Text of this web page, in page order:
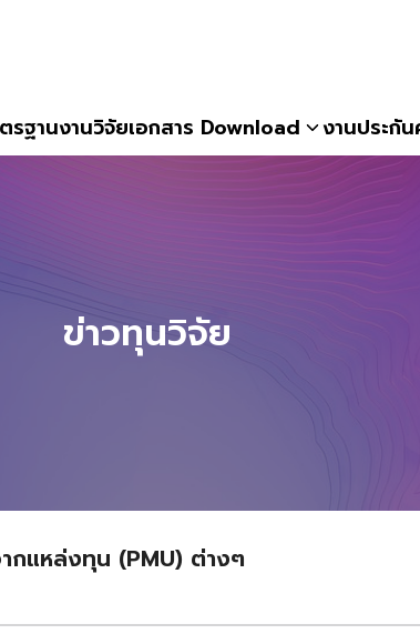
รฐานงานวิจัยเอกสาร Download งานประกั
ข่าวทุนวิจัย
กแหล่งทุน (PMU) ต่างๆ